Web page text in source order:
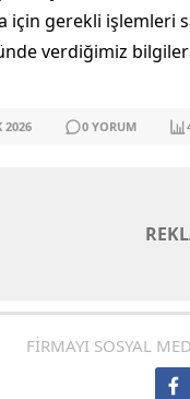
için gerekli işlemleri
verdiğimiz
2026 0 YORUM
FİRMAYI SOSYAL